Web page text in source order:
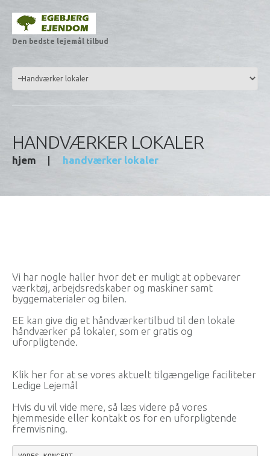
Den bedste lejemål tilbud
HANDVÆRKER LOKALER
hjem handværker lokaler
Vi har nogle haller hvor det er muligt at opbevarer
værktøj, arbejdsredskaber og maskiner samt
byggematerialer og bilen.
EE kan give dig et håndværkertilbud til den lokale
håndværker på lokaler, som er gratis og
uforpligtende.
Klik her for at se vores aktuelt tilgængelige faciliteter
Ledige Lejemål
Hvis du vil vide mere, så læs videre på vores
hjemmeside eller kontakt os for en uforpligtende
fremvisning.